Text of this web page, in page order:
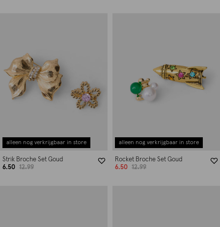
alleen nog verkrijgbaar in store
Strik Broche Set Goud
6.50
12.99
alleen nog verkrijgbaar in store
Rocket Broche Set Goud
6.50
12.99